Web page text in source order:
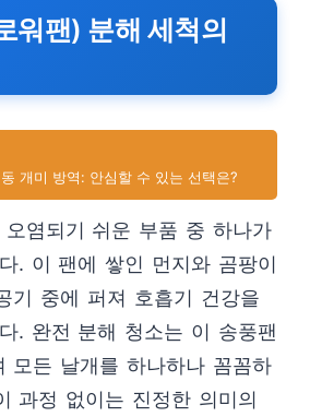
워팬) 분해 세척의
개미 방역: 안심할 수 있는 선택은?
염되기 쉬운 부품 중 하나가
. 이 팬에 쌓인 먼지와 곰팡이
기 중에 퍼져 호흡기 건강을
. 완전 분해 청소는 이 송풍팬
모든 날개를 하나하나 꼼꼼하
과정 없이는 진정한 의미의